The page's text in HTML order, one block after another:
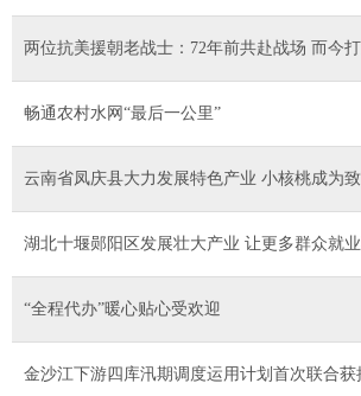
两位抗美援朝老战士：72年前共赴战场 而今
畅通农村水网“最后一公里”
云南省凤庆县大力发展特色产业 小核桃成为
湖北十堰郧阳区发展壮大产业 让更多群众就
“全程代办”暖心贴心受欢迎
金沙江下游四库汛期调度运用计划首次联合获